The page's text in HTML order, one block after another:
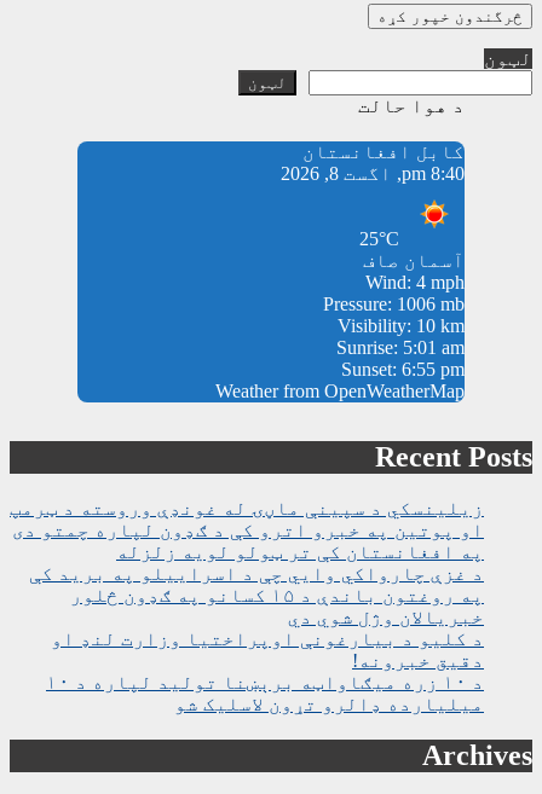
لټون
لټون
د هوا حالت
کابل افغانستان
8:40 pm, اگست 8, 2026
25°C
آسمان صاف
Wind: 4 mph
Pressure: 1006 mb
Visibility: 10 km
Sunrise: 5:01 am
Sunset: 6:55 pm
Weather from OpenWeatherMap
Recent Posts
زیلینسکي د سپینې ماڼۍ له غونډې وروسته د ټرمپ
او پوتین په خبرو اترو کې د ګډون لپاره چمتو دی
په افغانستان کې تر ټولو لویه زلزله
د غزې چارواکي وايي چې د اسراییلو په برید کې
په روغتون باندې د ۱۵ کسانو په ګډون څلور
خبریالان وژل شوي دي
د کلیو د بیارغونې اوپراختیا وزارت لنډ او
دقیق خبرونه!
د ۱۰ زره میګاواټه برېښنا تولید لپاره د ۱۰
میلیارده ډالرو تړون لاسلیک شو
Archives